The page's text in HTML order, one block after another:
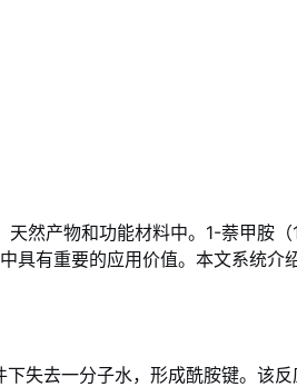
天然产物和功能材料中。1-萘甲胺
有重要的应用价值。本文系统介
下失去一分子水，形成酰胺键。该